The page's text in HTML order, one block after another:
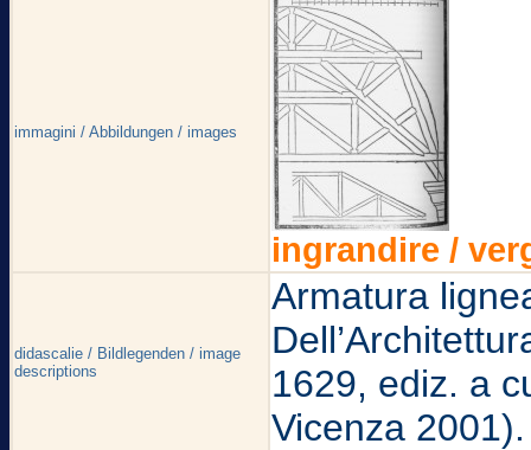
immagini / Abbildungen / images
ingrandire /
didascalie / Bildlegenden / image
descriptions
Armatura
1629, ediz. a
Vicenza 2001).